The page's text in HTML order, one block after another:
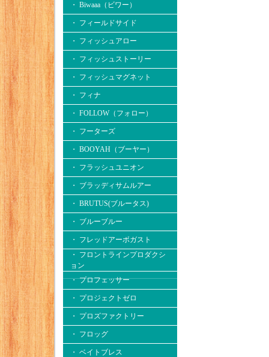
・ Biwaaa（ビワー）
・ フィールドサイド
・ フィッシュアロー
・ フィッシュストーリー
・ フィッシュマグネット
・ フィナ
・ FOLLOW（フォロー）
・ フーターズ
・ BOOYAH（ブーヤー）
・ フラッシュユニオン
・ ブラッディサムルアー
・ BRUTUS(ブルータス)
・ ブルーブルー
・ フレッドアーボガスト
・ フロントラインプロダクシ
ョン
・ プロフェッサー
・ プロジェクトゼロ
・ プロズファクトリー
・ フロッグ
・ ベイトブレス